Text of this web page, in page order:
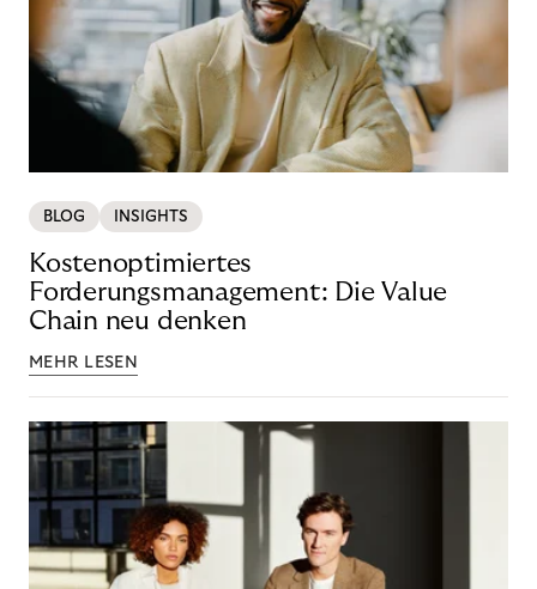
BLOG INSIGHTS
Kostenoptimiertes
Forderungsmanagement: Die Value
Chain neu denken
MEHR LESEN